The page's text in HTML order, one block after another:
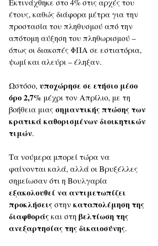
Εκτινάχθηκε στο 4% στις αρχές του
έτους, καθώς διάφορα μέτρα για την
προστασία του πληθυσμού από την
απότομη αύξηση του πληθωρισμού –
όπως οι διακοπές ΦΠΑ σε εστιατόρια,
ψωμί και αλεύρι – έληξαν.
Ωστόσο, υποχώρησε σε ετήσιο μέσο
όρο 2,7% μέχρι τον Απρίλιο, με τη
βοήθεια μιας σημαντικής πτώσης των
κρατικά καθορισμένων διοικητικών
τιμών.
Τα νούμερα μπορεί τώρα να
φαίνονται καλά, αλλά οι Βρυξέλλες
σημείωσαν ότι η Βουλγαρία
εξακολουθεί να αντιμετωπίζει
προκλήσεις στην καταπολέμηση της
διαφθοράς και στη βελτίωση της
ανεξαρτησίας της δικαιοσύνης.